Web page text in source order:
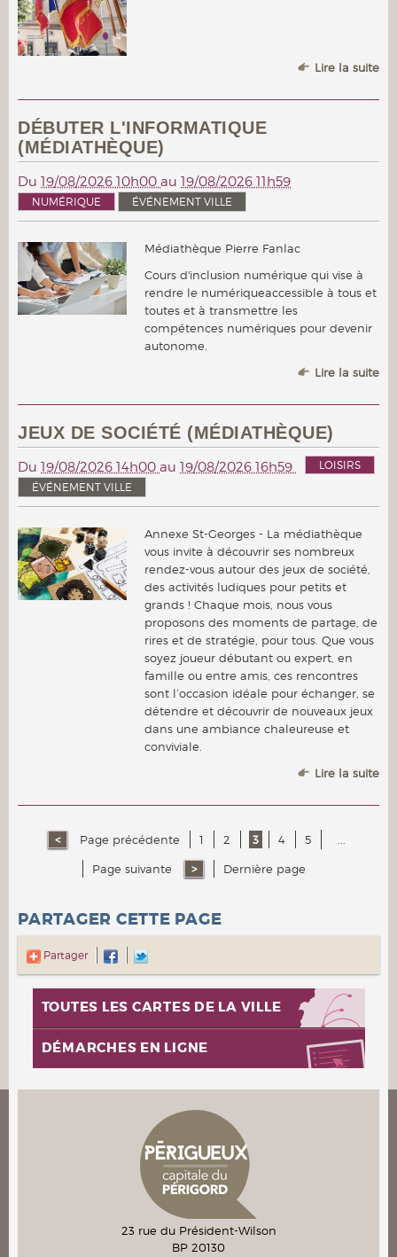
Lire la suite
DÉBUTER L'INFORMATIQUE
(MÉDIATHÈQUE)
Du 19/08/2026 10h00 au 19/08/2026 11h59
NUMÉRIQUE ÉVÉNEMENT VILLE
Médiathèque Pierre Fanlac
Cours d'inclusion numérique qui vise à
rendre le numériqueaccessible à tous et
toutes et à transmettre les
compétences numériques pour devenir
autonome.
Lire la suite
JEUX DE SOCIÉTÉ (MÉDIATHÈQUE)
Du 19/08/2026 14h00 au 19/08/2026 16h59
LOISIRS
ÉVÉNEMENT VILLE
Annexe St-Georges - La médiathèque
vous invite à découvrir ses nombreux
rendez-vous autour des jeux de société,
des activités ludiques pour petits et
grands ! Chaque mois, nous vous
proposons des moments de partage, de
rires et de stratégie, pour tous. Que vous
soyez joueur débutant ou expert, en
famille ou entre amis, ces rencontres
sont l’occasion idéale pour échanger, se
détendre et découvrir de nouveaux jeux
dans une ambiance chaleureuse et
conviviale.
Lire la suite
Page précédente 1 2 3 4 5
Page suivante Dernière page
PARTAGER CETTE PAGE
Partager
TOUTES LES CARTES DE LA VILLE
DÉMARCHES EN LIGNE
23 rue du Président-Wilson
BP 20130